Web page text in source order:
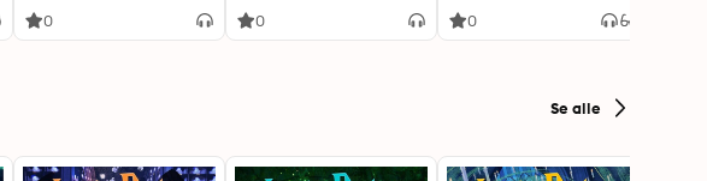
0
slanger og kæmpehajer
0 0
Se alle